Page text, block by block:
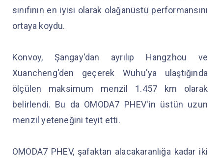
sınıfının en iyisi olarak olağanüstü performansını
ortaya koydu.
Konvoy, Şangay'dan ayrılıp Hangzhou ve
Xuancheng'den geçerek Wuhu'ya ulaştığında
ölçülen maksimum menzil 1.457 km olarak
belirlendi. Bu da OMODA7 PHEV'in üstün uzun
menzil yeteneğini teyit etti.
OMODA7 PHEV, şafaktan alacakaranlığa kadar iki